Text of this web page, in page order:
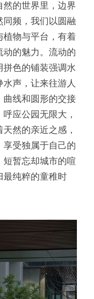
然的世界里，边界
同频，我们以圆融
植物与平台，有着
动的魅力。流动的
色的铺装强调水
声，让来往游人
曲线和圆形的交接
应公园无限大，
然的亲近之感，
受独属于自己的
暂忘却城市的喧
最纯粹的童稚时